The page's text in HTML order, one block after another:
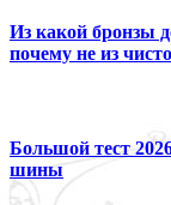
Из какой бронзы
почему не из
Большой тест
шины